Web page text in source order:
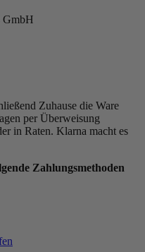
GmbH
Zuhause die Ware
per Überweisung
in Raten. Klarna macht es
Zahlungsmethoden